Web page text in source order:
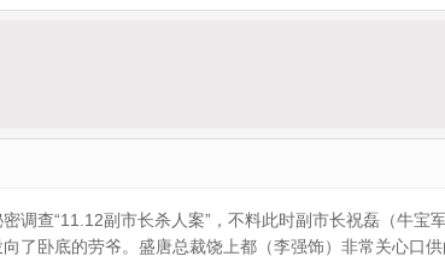
调查“11.12副市长杀人案”，不料此时副市长祝磊（牛宝
了卧底的劳爷。盛唐总裁饶上都（李强饰）非常关心口